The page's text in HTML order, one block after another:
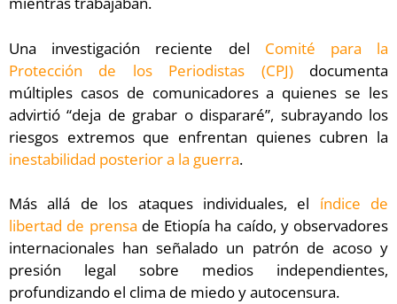
Una investigación reciente del Comité para la
Protección de los Periodistas (CPJ)documenta
múltiples casos de comunicadores a quienes se les
advirtió “deja de grabar o dispararé”, subrayando los
riesgos extremos que enfrentan quienes cubren la
inestabilidad posterior a la guerra.
Más allá de los ataques individuales, el índice de
libertad de prensa de Etiopía ha caído, y observadores
internacionales han señalado un patrón de acoso y
presión legal sobre medios independientes,
profundizando el clima de miedo y autocensura.